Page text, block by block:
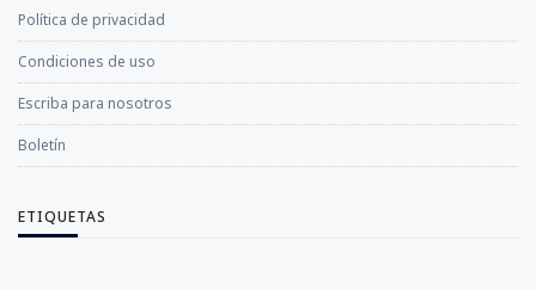
Política de privacidad
Condiciones de uso
Escriba para nosotros
Boletín
ETIQUETAS